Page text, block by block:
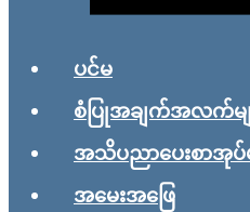
ပင်မ
စံပြုအချက်အလက်မျ
အသိပညာပေးစာအုပ်မ
အမေးအဖြေ